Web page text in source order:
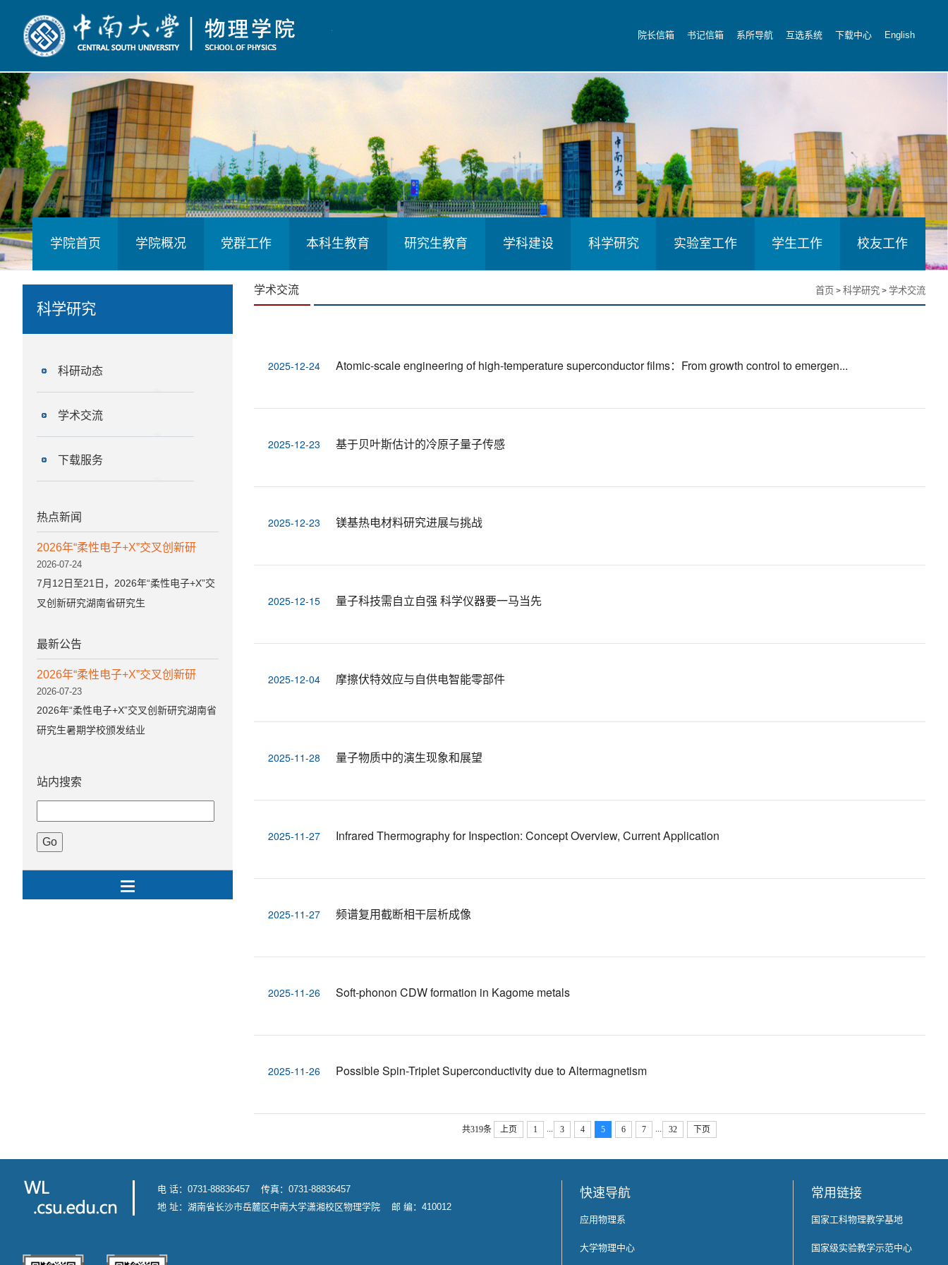
院长信箱 书记信箱 系所导航 互选系统 下载中心 English
学院首页 学院概况 党群工作 本科生教育 研究生教育 学科建设 科学研究 实验室工作 学生工作 校友工作
科学研究
科研动态
学术交流
下载服务
热点新闻
2026年“柔性电子+X”交叉创新研
2026-07-24
7月12日至21日，2026年“柔性电子+X”交
叉创新研究湖南省研究生
最新公告
2026年“柔性电子+X”交叉创新研
2026-07-23
2026年“柔性电子+X”交叉创新研究湖南省
研究生暑期学校颁发结业
站内搜索
学术交流 首页 > 科学研究 > 学术交流
2025-12-24 Atomic-scale engineering of high-temperature superconductor films：From growth control to emergen...
2025-12-23 基于贝叶斯估计的冷原子量子传感
2025-12-23 镁基热电材料研究进展与挑战
2025-12-15 量子科技需自立自强 科学仪器要一马当先
2025-12-04 摩擦伏特效应与自供电智能零部件
2025-11-28 量子物质中的演生现象和展望
2025-11-27 Infrared Thermography for Inspection: Concept Overview, Current Application
2025-11-27 频谱复用截断相干层析成像
2025-11-26 Soft-phonon CDW formation in Kagome metals
2025-11-26 Possible Spin-Triplet Superconductivity due to Altermagnetism
共319条 上页 1 3 4 5 6 7 32 下页
电 话：0731-88836457 传真：0731-88836457
地 址：湖南省长沙市岳麓区中南大学潇湘校区物理学院 邮 编：410012
快速导航
应用物理系
大学物理中心
常用链接
国家工科物理教学基地
国家级实验教学示范中心